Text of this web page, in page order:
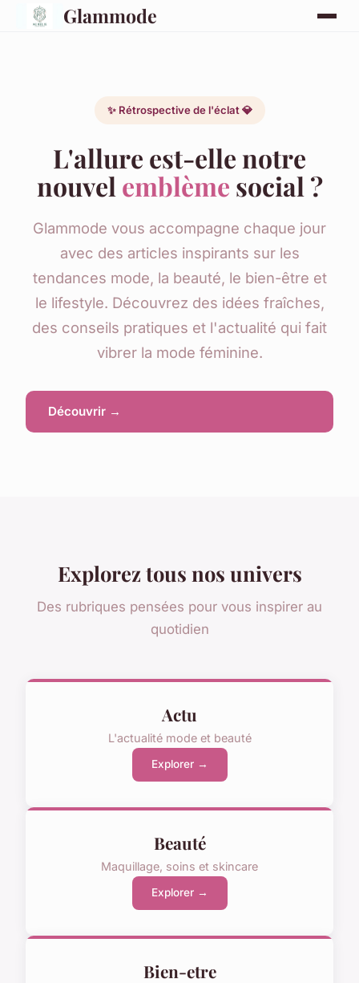
Glammode
✨ Rétrospective de l'éclat 💎
L'allure est-elle notre
nouvel emblème social ?
Glammode vous accompagne chaque jour
avec des articles inspirants sur les
tendances mode, la beauté, le bien-être et
le lifestyle. Découvrez des idées fraîches,
des conseils pratiques et l'actualité qui fait
vibrer la mode féminine.
Découvrir →
Explorez tous nos univers
Des rubriques pensées pour vous inspirer au
quotidien
Actu
L'actualité mode et beauté
Explorer →
Beauté
Maquillage, soins et skincare
Explorer →
Bien-etre